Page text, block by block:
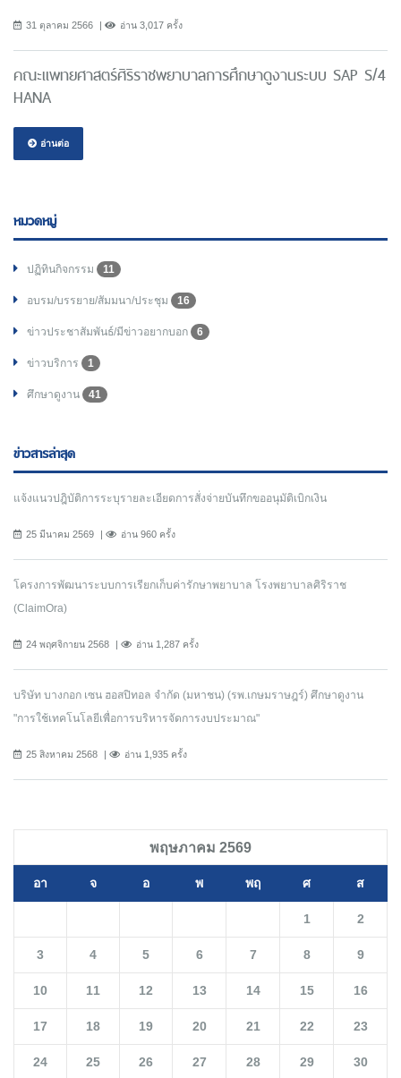
31 ตุลาคม 2566 อ่าน 3,017 ครั้ง
คณะแพทยศาสตร์ศิริราชพยาบาลการศึกษาดูงานระบบ SAP S/4
HANA
อ่านต่อ
หมวดหมู่
ปฏิทินกิจกรรม 11
อบรม/บรรยาย/สัมมนา/ประชุม 16
ข่าวประชาสัมพันธ์/มีข่าวอยากบอก 6
ข่าวบริการ 1
ศึกษาดูงาน 41
ข่าวสารล่าสุด
แจ้งแนวปฎิบัติการระบุรายละเอียดการสั่งจ่ายบันทึกขออนุมัติเบิกเงิน
25 มีนาคม 2569 อ่าน 960 ครั้ง
โครงการพัฒนาระบบการเรียกเก็บค่ารักษาพยาบาล โรงพยาบาลศิริราช
(ClaimOra)
24 พฤศจิกายน 2568 อ่าน 1,287 ครั้ง
บริษัท บางกอก เซน ฮอสปิทอล จำกัด (มหาชน) (รพ.เกษมราษฎร์) ศึกษาดูงาน
"การใช้เทคโนโลยีเพื่อการบริหารจัดการงบประมาณ"
25 สิงหาคม 2568 อ่าน 1,935 ครั้ง
พฤษภาคม 2569
อา จ อ พ พฤ ศ ส
1 2
3 4 5 6 7 8 9
10 11 12 13 14 15 16
17 18 19 20 21 22 23
24 25 26 27 28 29 30